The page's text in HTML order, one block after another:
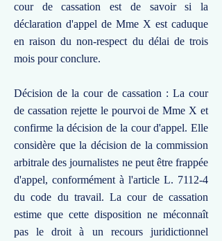
cour de cassation est de savoir si la
déclaration d'appel de Mme X est caduque
en raison du non-respect du délai de trois
mois pour conclure.
Décision de la cour de cassation : La cour
de cassation rejette le pourvoi de Mme X et
confirme la décision de la cour d'appel. Elle
considère que la décision de la commission
arbitrale des journalistes ne peut être frappée
d'appel, conformément à l'article L. 7112-4
du code du travail. La cour de cassation
estime que cette disposition ne méconnaît
pas le droit à un recours juridictionnel